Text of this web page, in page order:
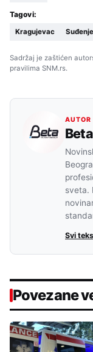
Tagovi:
Kragujevac Suđenje
Sadržaj je zaštićen
pravilima SNM.rs.
AUTOR
Beta
sveta.
Svi
Povezane